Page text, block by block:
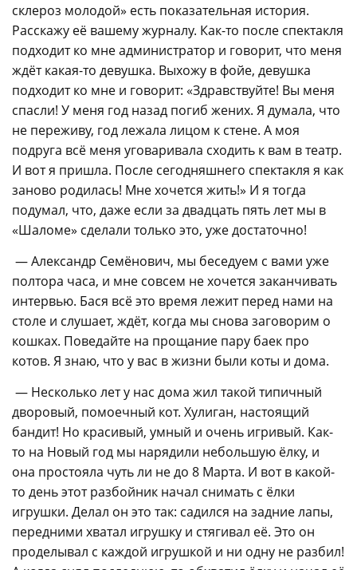
склероз молодой» есть показательная история.
Расскажу её вашему журналу. Как-то после спектакля
подходит ко мне администратор и говорит, что меня
ждёт какая-то девушка. Выхожу в фойе, девушка
подходит ко мне и говорит: «Здравствуйте! Вы меня
спасли! У меня год назад погиб жених. Я думала, что
не переживу, год лежала лицом к стене. А моя
подруга всё меня уговаривала сходить к вам в театр.
И вот я пришла. После сегодняшнего спектакля я как
заново родилась! Мне хочется жить!» И я тогда
подумал, что, даже если за двадцать пять лет мы в
«Шаломе» сделали только это, уже достаточно!
— Александр Семёнович, мы беседуем с вами уже
полтора часа, и мне совсем не хочется заканчивать
интервью. Бася всё это время лежит перед нами на
столе и слушает, ждёт, когда мы снова заговорим о
кошках. Поведайте на прощание пару баек про
котов. Я знаю, что у вас в жизни были коты и дома.
— Несколько лет у нас дома жил такой типичный
дворовый, помоечный кот. Хулиган, настоящий
бандит! Но красивый, умный и очень игривый. Как-
то на Новый год мы нарядили небольшую ёлку, и
она простояла чуть ли не до 8 Марта. И вот в какой-
то день этот разбойник начал снимать с ёлки
игрушки. Делал он это так: садился на задние лапы,
передними хватал игрушку и стягивал её. Это он
проделывал с каждой игрушкой и ни одну не разбил!